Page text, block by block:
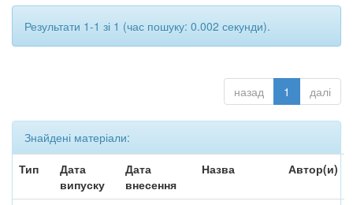
Результати 1-1 зі 1 (час пошуку: 0.002 секунди).
назад 1 далі
Знайдені матеріали:
Тип
Дата
випуску
Дата
внесення
Назва Автор(и)